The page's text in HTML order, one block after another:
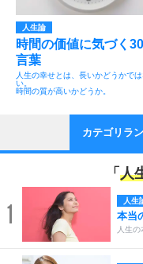
人生論
時間の価値に気づく
言葉
人生の幸せとは、長いかどうかでは
い。
時間の質が高いかどうか。
カテゴリラ
「 人
1 人生
本当
人生